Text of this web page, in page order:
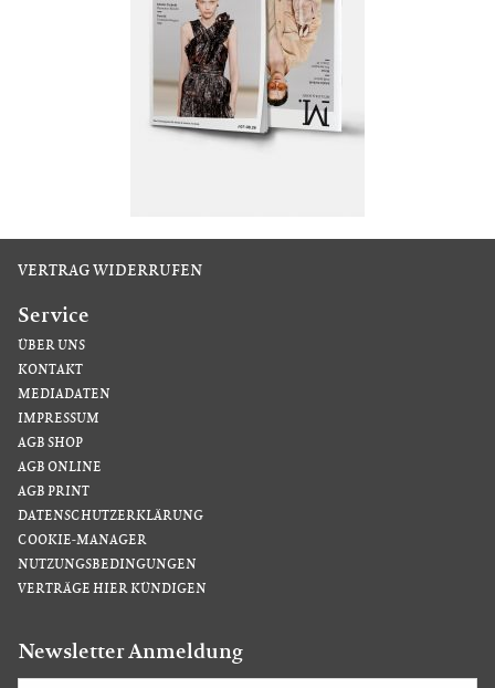
VERTRAG WIDERRUFEN
Service
ÜBER UNS
KONTAKT
MEDIADATEN
IMPRESSUM
AGB SHOP
AGB ONLINE
AGB PRINT
DATENSCHUTZERKLÄRUNG
COOKIE-MANAGER
NUTZUNGSBEDINGUNGEN
VERTRÄGE HIER KÜNDIGEN
Newsletter Anmeldung